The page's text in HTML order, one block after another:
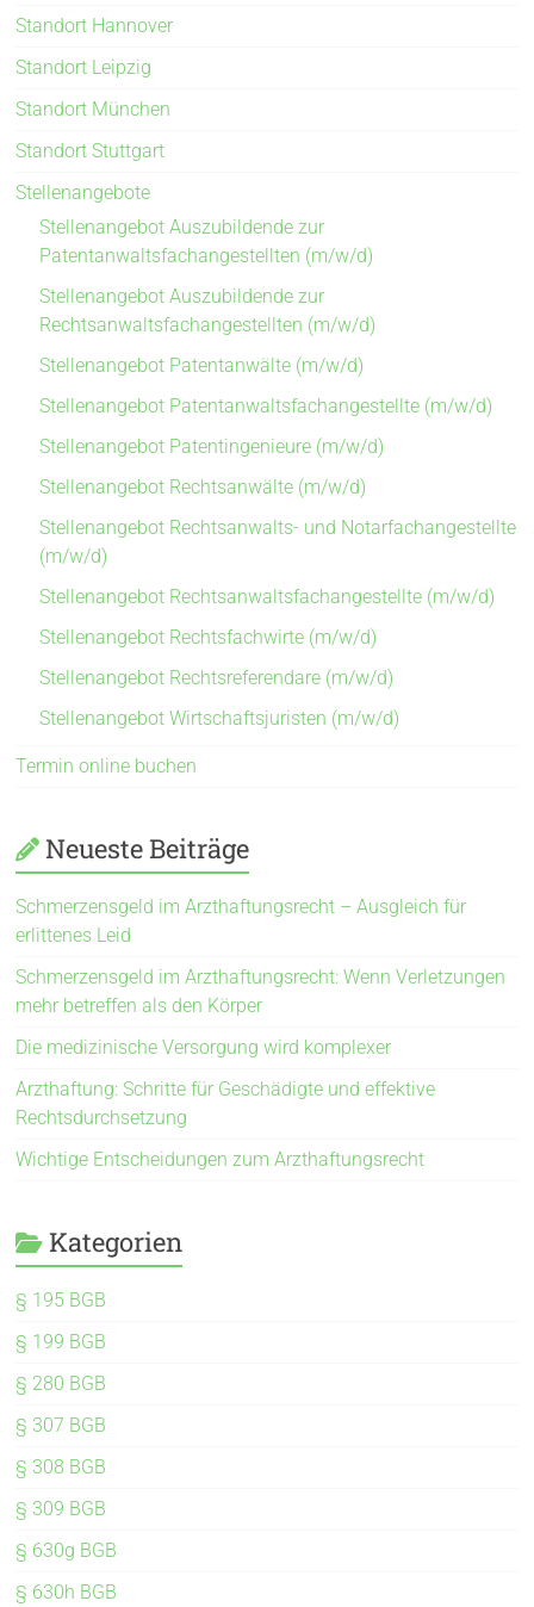
Standort Hannover
Standort Leipzig
Standort München
Standort Stuttgart
Stellenangebote
Stellenangebot Auszubildende zur
Patentanwaltsfachangestellten (m/w/d)
Stellenangebot Auszubildende zur
Rechtsanwaltsfachangestellten (m/w/d)
Stellenangebot Patentanwälte (m/w/d)
Stellenangebot Patentanwaltsfachangestellte (m/w/d)
Stellenangebot Patentingenieure (m/w/d)
Stellenangebot Rechtsanwälte (m/w/d)
Stellenangebot Rechtsanwalts- und Notarfachangestellte
(m/w/d)
Stellenangebot Rechtsanwaltsfachangestellte (m/w/d)
Stellenangebot Rechtsfachwirte (m/w/d)
Stellenangebot Rechtsreferendare (m/w/d)
Stellenangebot Wirtschaftsjuristen (m/w/d)
Termin online buchen
Neueste Beiträge
Schmerzensgeld im Arzthaftungsrecht – Ausgleich für
erlittenes Leid
Schmerzensgeld im Arzthaftungsrecht: Wenn Verletzungen
mehr betreffen als den Körper
Die medizinische Versorgung wird komplexer
Arzthaftung: Schritte für Geschädigte und effektive
Rechtsdurchsetzung
Wichtige Entscheidungen zum Arzthaftungsrecht
Kategorien
§ 195 BGB
§ 199 BGB
§ 280 BGB
§ 307 BGB
§ 308 BGB
§ 309 BGB
§ 630g BGB
§ 630h BGB